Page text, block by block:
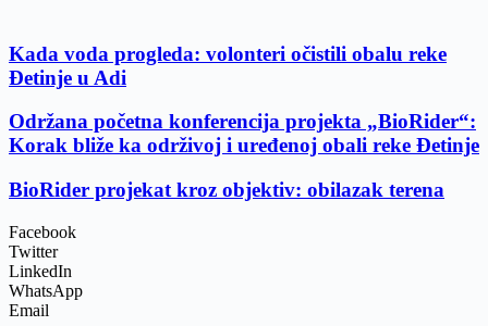
Kada voda progleda: volonteri očistili obalu reke
Đetinje u Adi
Održana početna konferencija projekta „BioRider“:
Korak bliže ka održivoj i uređenoj obali reke Đetinje
BioRider projekat kroz objektiv: obilazak terena
Facebook
Twitter
LinkedIn
WhatsApp
Email